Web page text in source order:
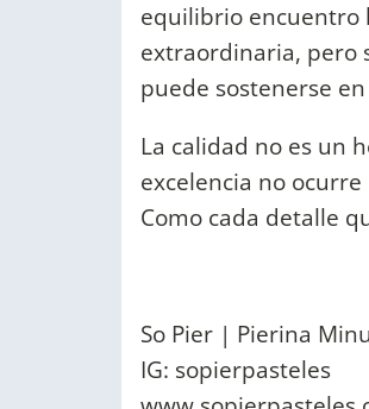
equilibrio encuentro
extraordinaria, pero
puede sostenerse
La calidad no es un
excelencia no
Como cada detalle
So Pier | Pierina
IG: sopierpasteles